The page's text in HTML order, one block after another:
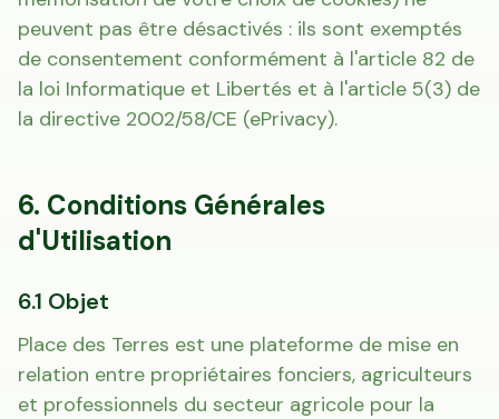
peuvent pas être désactivés : ils sont exemptés
de consentement conformément à l'article 82 de
la loi Informatique et Libertés et à l'article 5(3) de
la directive 2002/58/CE (ePrivacy).
6. Conditions Générales
d'Utilisation
6.1 Objet
Place des Terres est une plateforme de mise en
relation entre propriétaires fonciers, agriculteurs
et professionnels du secteur agricole pour la